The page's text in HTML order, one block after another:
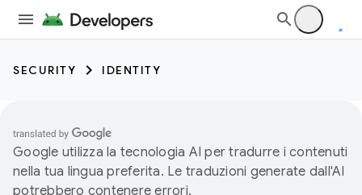
SECURITY IDENTITY
Google utilizza la tecnologia AI per tradurre i contenuti
nella tua lingua preferita. Le traduzioni generate dall'AI
potrebbero contenere errori.